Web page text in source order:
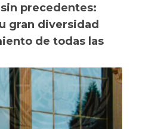
precedentes:
gran diversidad
de todas las